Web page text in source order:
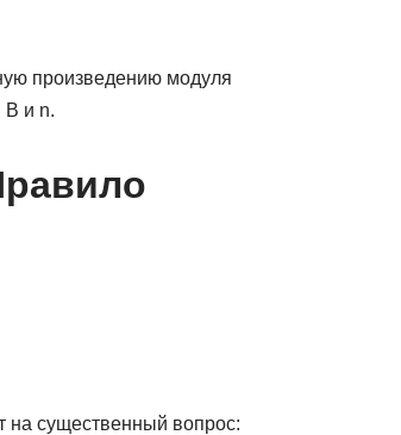
произведению модуля
В и n.
существенный вопрос: